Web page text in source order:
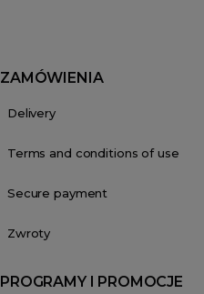
ZAMÓWIENIA
Delivery
Terms and conditions of use
Secure payment
Zwroty
PROGRAMY I PROMOCJE